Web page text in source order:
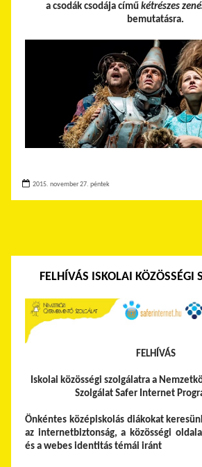
a csodák csodája című kétrészes
bemutatásra.
2015. november 27. péntek
FELHÍVÁS ISKOLAI KÖZÖSSÉGI
FELHÍVÁS
Iskolai közösségi szolgálatra a
Szolgálat Safer Internet
Önkéntes középiskolás diákokat
az internetbiztonság, a közösségi
és a webes identitás témái iránt